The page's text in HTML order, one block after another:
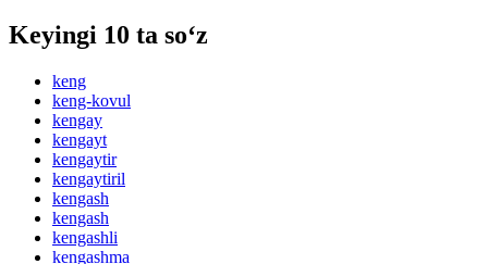
Keyingi 10 ta so‘z
keng
keng-kovul
kengay
kengayt
kengaytir
kengaytiril
kengash
kengash
kengashli
kengashma